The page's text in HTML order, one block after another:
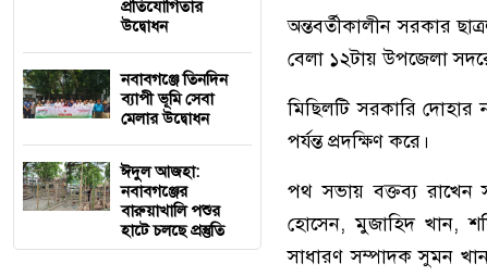
প্রতিযোগিতার
উদ্বোধন
নবাবগঞ্জে তিনদিন
ব্যাপী ভূমি সেবা
মেলার উদ্বোধন
ঈদুল আজহা:
নবাবগঞ্জের
বারুয়াখালি পশুর
হাটে চলছে প্রস্তুতি
অন্তবর্তীকালীন সরকার
বেলা ১২টায় উপজেলা
মিছিলটি সরকারি দোহার
পর্যন্ত প্রদক্ষিণ করে।
পথ সভায় বক্তব্য রাখেন
হোসেন, মুজাহিদ খান,
সাধারণ সম্পাদক সুমন